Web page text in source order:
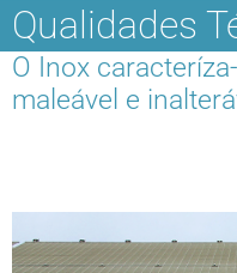
Qualidades
O Inox
maleável e